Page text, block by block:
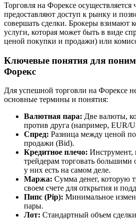
Торговля на Форексе осуществляется
предоставляют доступ к рынку и
совершать сделки. Брокеры взимают
услуги, которая может быть в виде
ценой покупки и продажи) или
Ключевые понятия для
Форекс
Для успешной торговли на Форексе
основные термины и понятия:
Валютная пара: Две валюты,
против друга (например, EUR/
Спред: Разница между ценой
продажи (Bid).
Кредитное плечо: Инструмент,
трейдерам торговать большими
у них есть на самом деле.
Маржа: Сумма денег, которую
своем счете для открытия и
Пипс (Pip): Минимальное
пары.
Лот: Стандартный объем